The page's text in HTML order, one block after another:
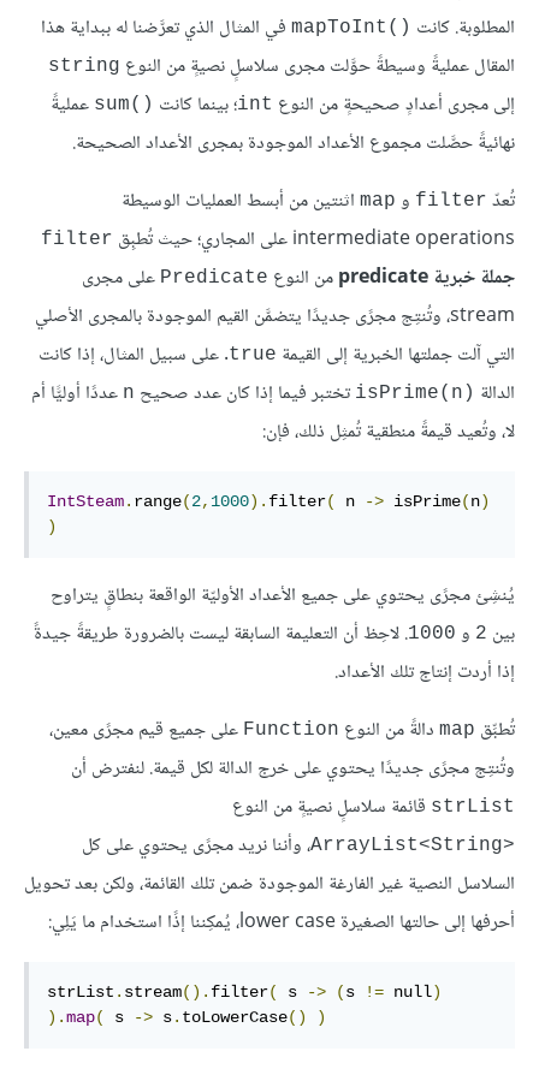
المطلوبة. كانت mapToInt()‎ في المثال الذي تعرَّضنا له ببداية هذا
المقال عمليةً وسيطةً حوَّلت مجرى سلاسلٍ نصيةٍ من النوع string
إلى مجرى أعدادٍ صحيحةٍ من النوع int؛ بينما كانت sum()‎ عمليةً
نهائيةً حصَّلت مجموع الأعداد الموجودة بمجرى الأعداد الصحيحة.
تُعدّ filter و map اثنتين من أبسط العمليات الوسيطة
intermediate operations على المجاري؛ حيث تُطبِق
filter
جملة خبرية predicate من النوع Predicate على مجرى
stream، وتُنتِج مجرًى جديدًا يتضمَّن القيم الموجودة بالمجرى الأصلي
التي آلت جملتها الخبرية إلى القيمة true. على سبيل المثال، إذا كانت
الدالة isPrime(n)‎ تختبر فيما إذا كان عدد صحيح n عددًا أوليًّا أم
لا، وتُعيد قيمةً منطقية تُمثِل ذلك، فإن:
IntSteam. range(2, 1000). filter( n -> isPrime(n)
)
يُنشِئ مجرًى يحتوي على جميع الأعداد الأوليّة الواقعة بنطاقٍ يتراوح
بين 2 و 1000. لاحِظ أن التعليمة السابقة ليست بالضرورة طريقةً جيدةً
إذا أردت إنتاج تلك الأعداد.
تُطبِّق map دالةً من النوع Function على جميع قيم مجرًى معين،
وتُنتِج مجرًى جديدًا يحتوي على خرج الدالة لكل قيمة. لنفترض أن
strList قائمة سلاسلٍ نصيةٍ من النوع
ArrayList<String>‎، وأننا نريد مجرًى يحتوي على كل
السلاسل النصية غير الفارغة الموجودة ضمن تلك القائمة، ولكن بعد تحويل
أحرفها إلى حالتها الصغيرة lower case، يُمكِننا إذًا استخدام ما يَلِي:
strList . stream(). filter( s -> (s != null)
).map( s -> s. toLowerCase() )